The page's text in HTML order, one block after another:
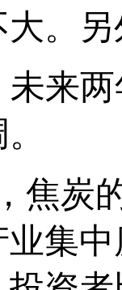
。
来两
焦炭
集